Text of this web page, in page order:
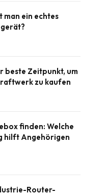
man ein echtes
beste Zeitpunkt, um
zu kaufen
finden: Welche
hilft Angehörigen
Router-